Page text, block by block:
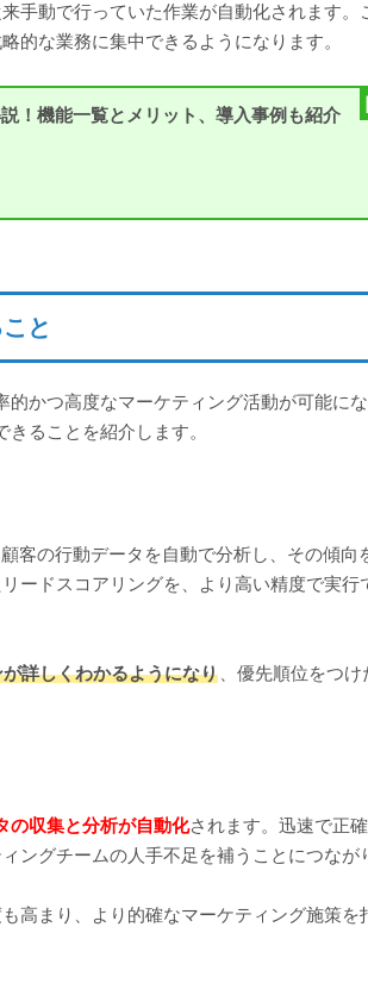
手動で行っていた作業が自動化されます。
的な業務に集中できるようになります。
！機能一覧とメリット、導入事例も紹介
と
かつ高度なマーケティング活動が可能にな
ることを紹介します。
客の行動データを自動で分析し、その傾向
ードスコアリングを、より高い精度で実行
詳しくわかるようになり 、優先順位をつ
の収集と分析が自動化されます。迅速で正
ングチームの人手不足を補うことにつなが
高まり、より的確なマーケティング施策を